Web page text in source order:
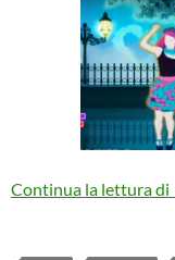
Continua la lettura di